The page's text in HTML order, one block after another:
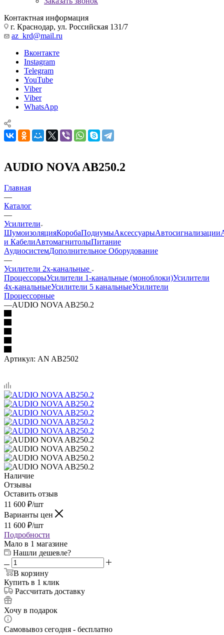
Контактная информация
г. Краснодар, ул. Российская 131/7
az_krd@mail.ru
Вконтакте
Instagram
Telegram
YouTube
Viber
Viber
WhatsApp
AUDIO NOVA AB250.2
Главная
—
Каталог
—
Усилители
ШумоизоляцияКоробаПодиумыАксессуарыАвтосигнализации
и КабелиАвтомагнитолыПитание
АудиосистемДополнительное Оборудование
—
Усилители 2х-канальные
ПроцессорыУсилители 1-канальные (моноблоки)Усилители
4х-канальныеУсилители 5 канальныеУсилители
Процессорные
—AUDIO NOVA AB250.2
Артикул: AN AB2502
Наличие
Отзывы
Оставить отзыв
11 600 ₽/шт
Варианты цен
11 600 ₽/шт
Подробности
Мало в 1 магазине
Нашли дешевле?
В корзину
Купить в 1 клик
Рассчитать доставку
Хочу в подарок
Самовывоз сегодня - бесплатно